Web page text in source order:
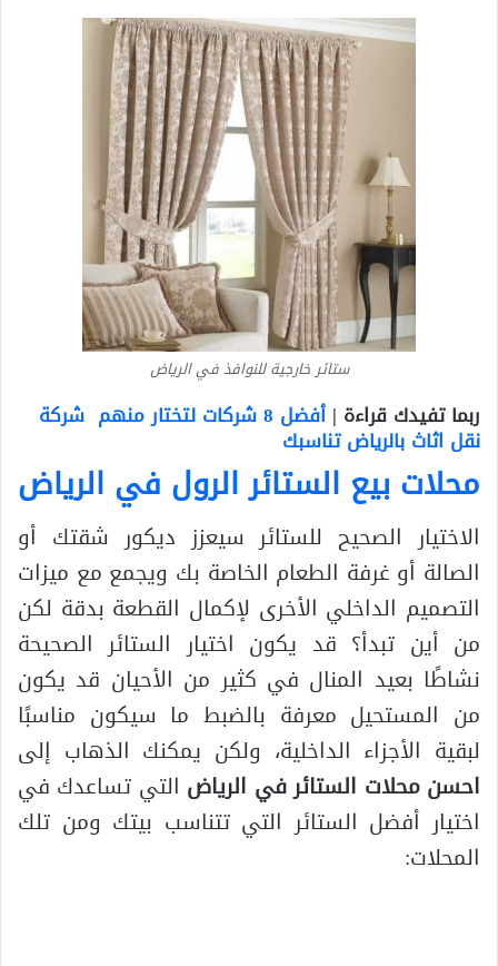
ستائر خارجية للنوافذ في الرياض
ربما تفيدك قراءة | أفضل 8 شركات لتختار منهم شركة
نقل اثاث بالرياض تناسبك
محلات بيع الستائر الرول في الرياض
الاختيار الصحيح للستائر سيعزز ديكور شقتك أو
الصالة أو غرفة الطعام الخاصة بك ويجمع مع ميزات
التصميم الداخلي الأخرى لإكمال القطعة بدقة لكن
من أين تبدأ؟ قد يكون اختيار الستائر الصحيحة
نشاطًا بعيد المنال في كثير من الأحيان قد يكون
من المستحيل معرفة بالضبط ما سيكون مناسبًا
لبقية الأجزاء الداخلية، ولكن يمكنك الذهاب إلى
احسن محلات الستائر في الرياض التي تساعدك في
اختيار أفضل الستائر التي تتناسب بيتك ومن تلك
المحلات: